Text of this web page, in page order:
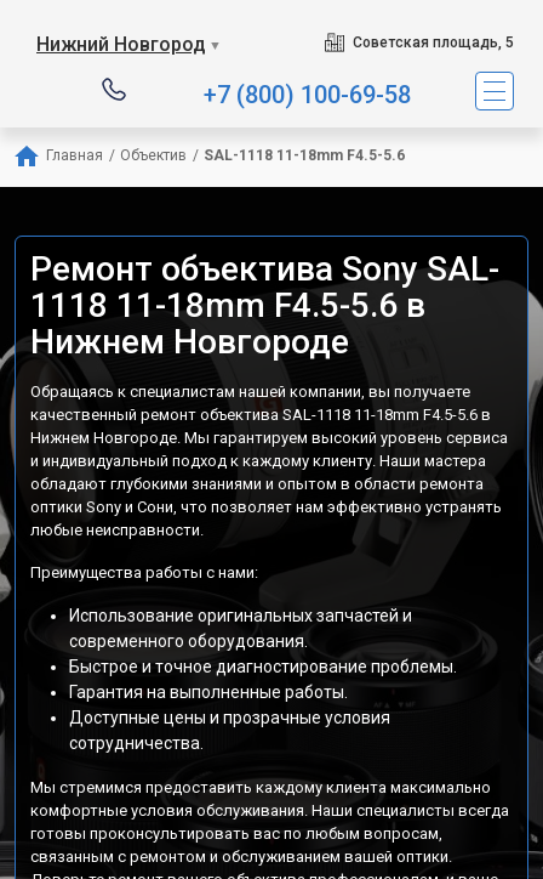
Нижний Новгород ▼ Советская площадь, 5
+7 (800) 100-69-58
Главная / Объектив / SAL-1118 11-18mm F4.5-5.6
Ремонт объектива Sony SAL-
1118 11-18mm F4.5-5.6 в
Нижнем Новгороде
Обращаясь к специалистам нашей компании, вы получаете
качественный ремонт объектива SAL-1118 11-18mm F4.5-5.6 в
Нижнем Новгороде. Мы гарантируем высокий уровень сервиса
и индивидуальный подход к каждому клиенту. Наши мастера
обладают глубокими знаниями и опытом в области ремонта
оптики Sony и Сони, что позволяет нам эффективно устранять
любые неисправности.
Преимущества работы с нами:
Использование оригинальных запчастей и
современного оборудования.
Быстрое и точное диагностирование проблемы.
Гарантия на выполненные работы.
Доступные цены и прозрачные условия
сотрудничества.
Мы стремимся предоставить каждому клиента максимально
комфортные условия обслуживания. Наши специалисты всегда
готовы проконсультировать вас по любым вопросам,
связанным с ремонтом и обслуживанием вашей оптики.